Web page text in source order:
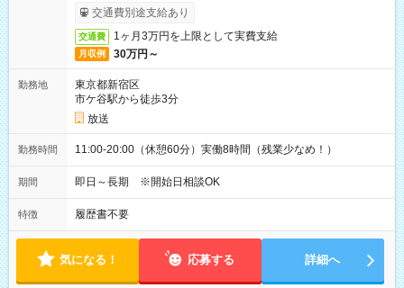
取りサービス利用可（利用条件有）
交通費別途支給あり
交通費 1ヶ月3万円を上限として実費支給
月収例 30万円～
勤務地
東京都新宿区
市ケ谷駅から徒歩3分
放送
勤務時間 11:00-20:00（休憩60分）実働8時間（残業少なめ！）
期間 即日～長期 ※開始日相談OK
特徴 履歴書不要
気になる！ 応募する 詳細へ